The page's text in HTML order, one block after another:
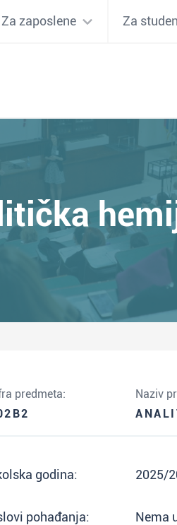
Za zaposlene Za
predmeta:
Naziv
godina: 2025/
pohađanja: Nema